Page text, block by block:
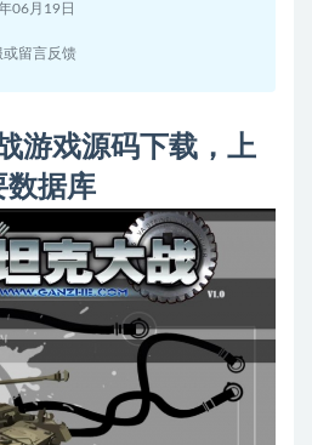
06月19日
留言反馈
游戏源码下载，上
数据库